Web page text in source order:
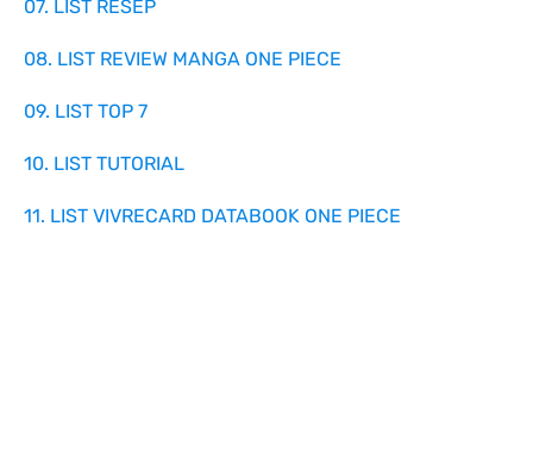
07. LIST RESEP
08. LIST REVIEW MANGA ONE PIECE
09. LIST TOP 7
10. LIST TUTORIAL
11. LIST VIVRECARD DATABOOK ONE PIECE